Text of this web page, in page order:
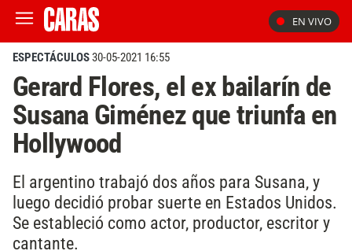
EN VIVO
ESPECTÁCULOS30-05-2021 16:55
Gerard Flores, el ex bailarín de
Susana Giménez que triunfa en
Hollywood
El argentino trabajó dos años para Susana, y
luego decidió probar suerte en Estados Unidos.
Se estableció como actor, productor, escritor y
cantante.